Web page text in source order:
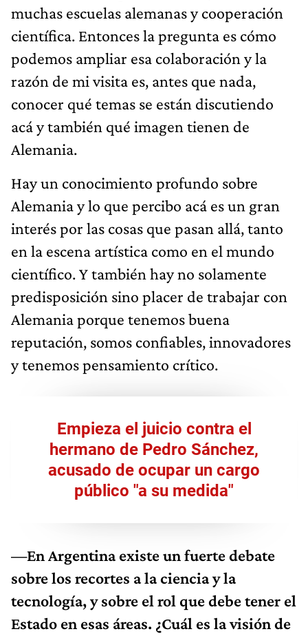
muchas escuelas alemanas y cooperación
científica. Entonces la pregunta es cómo
podemos ampliar esa colaboración y la
razón de mi visita es, antes que nada,
conocer qué temas se están discutiendo
acá y también qué imagen tienen de
Alemania.
Hay un conocimiento profundo sobre
Alemania y lo que percibo acá es un gran
interés por las cosas que pasan allá, tanto
en la escena artística como en el mundo
científico. Y también hay no solamente
predisposición sino placer de trabajar con
Alemania porque tenemos buena
reputación, somos confiables, innovadores
y tenemos pensamiento crítico.
Empieza el juicio contra el
hermano de Pedro Sánchez,
acusado de ocupar un cargo
público "a su medida"
—En Argentina existe un fuerte debate
sobre los recortes a la ciencia y la
tecnología, y sobre el rol que debe tener el
Estado en esas áreas. ¿Cuál es la visión de